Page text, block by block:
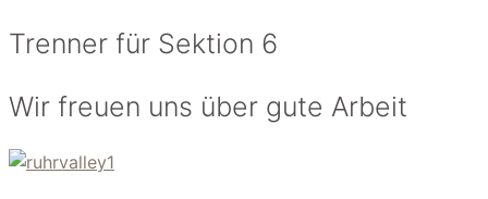
Trenner für Sektion 6
Wir freuen uns über gute Arbeit